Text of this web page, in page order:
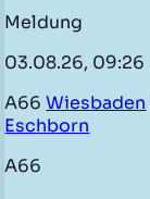
Meldung
03.08.26, 09:26
A66Wiesbaden
Eschborn
A66